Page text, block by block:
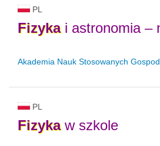
PL
Fizykai astronomia –
Akademia Nauk Stosowanych
PL
Fizykaw szkole